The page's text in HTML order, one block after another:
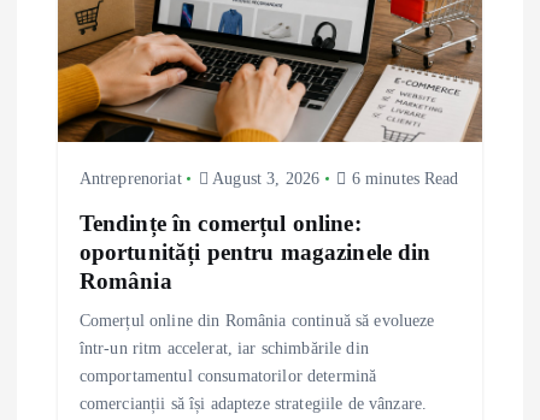
Antreprenoriat August 3, 2026 6 minutes Read
Tendințe în comerțul online:
oportunități pentru magazinele din
România
Comerțul online din România continuă să evolueze
într-un ritm accelerat, iar schimbările din
comportamentul consumatorilor determină
comercianții să își adapteze strategiile de vânzare.